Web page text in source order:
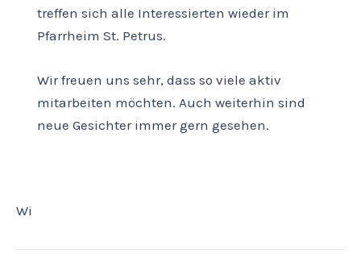
treffen sich alle Interessierten wieder im
Pfarrheim St. Petrus.
Wir freuen uns sehr, dass so viele aktiv
mitarbeiten möchten. Auch weiterhin sind
neue Gesichter immer gern gesehen.
Wi